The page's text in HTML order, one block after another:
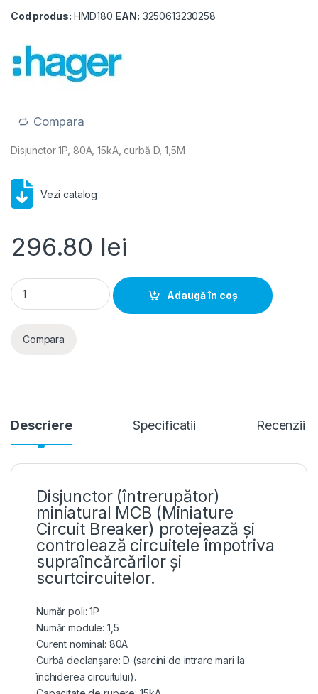
Cod produs: HMD180 EAN: 3250613230258
Compara
Disjunctor 1P, 80A, 15kA, curbă D, 1,5M
Vezi catalog
296.80 lei
Hager MCB- Disjunctor 1P, 80A, 15kA, curba D, 1,5M quantity
Adaugă în coș
Compara
Descriere Specificatii Recenzii
Disjunctor (întrerupător)
miniatural MCB (Miniature
Circuit Breaker) protejează și
controlează circuitele împotriva
supraîncărcărilor și
scurtcircuitelor.
Număr poli: 1P
Număr module: 1,5
Curent nominal: 80A
Curbă declanșare: D (sarcini de intrare mari la
închiderea circuitului).